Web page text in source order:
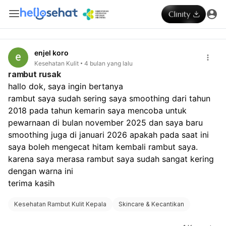
enjel koro
Kesehatan Kulit 4 bulan yang lalu
rambut rusak
hallo dok, saya ingin bertanya
rambut saya sudah sering saya smoothing dari tahun
2018 pada tahun kemarin saya mencoba untuk
pewarnaan di bulan november 2025 dan saya baru
smoothing juga di januari 2026 apakah pada saat ini
saya boleh mengecat hitam kembali rambut saya.
karena saya merasa rambut saya sudah sangat kering
dengan warna ini
terima kasih
Kesehatan Rambut Kulit Kepala Skincare & Kecantikan